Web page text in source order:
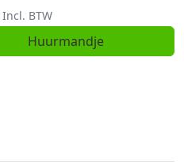
Incl. BTW
Huurmandje